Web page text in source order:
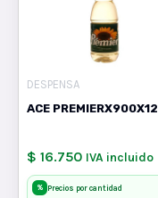
DESPENSA
ACE PREMIERX900X12
$ 16.750 IVA incluido
% Precios por cantidad